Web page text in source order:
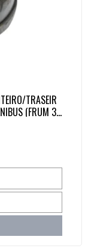
TRASEIR
(FRUM 35
229M